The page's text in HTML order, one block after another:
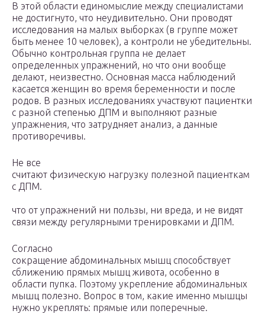
В этой области единомыслие между специалистами
не достигнуто, что неудивительно. Они проводят
исследования на малых выборках (в группе может
быть менее 10 человек), а контроли не убедительны.
Обычно контрольная группа не делает
определенных упражнений, но что они вообще
делают, неизвестно. Основная масса наблюдений
касается женщин во время беременности и после
родов. В разных исследованиях участвуют пациентки
с разной степенью ДПМ и выполняют разные
упражнения, что затрудняет анализ, а данные
противоречивы.
Не все
считают физическую нагрузку полезной пациенткам
с ДПМ.
что от упражнений ни пользы, ни вреда, и не видят
связи между регулярными тренировками и ДПМ.
Согласно
сокращение абдоминальных мышц способствует
сближению прямых мышц живота, особенно в
области пупка. Поэтому укрепление абдоминальных
мышц полезно. Вопрос в том, какие именно мышцы
нужно укреплять: прямые или поперечные.